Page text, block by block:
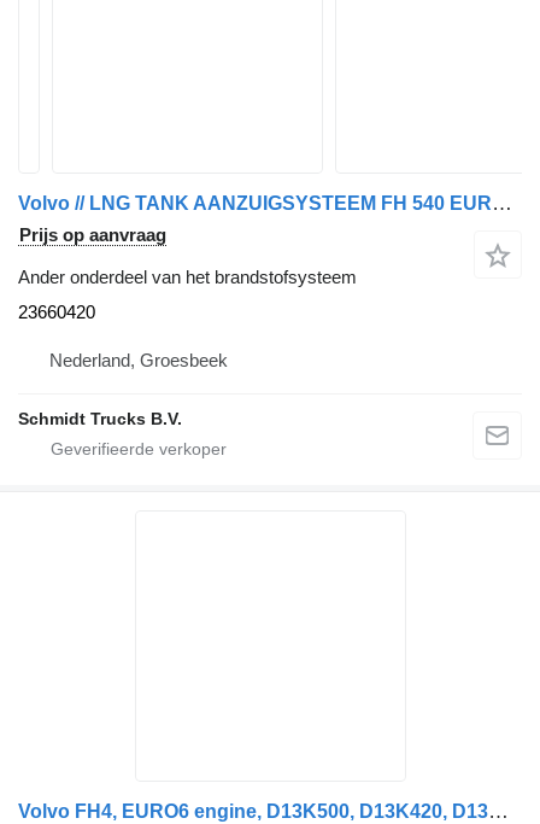
Volvo // LNG TANK AANZUIGSYSTEEM FH 540 EURO 6 23660420 voor trekker
Prijs op aanvraag
Ander onderdeel van het brandstofsysteem
23660420
Nederland, Groesbeek
Schmidt Trucks B.V.
Volvo FH4, EURO6 engine, D13K500, D13K420, D13K460, D13K540, D13K, EU6 VOLVO motor voor Volvo FH4 trekker